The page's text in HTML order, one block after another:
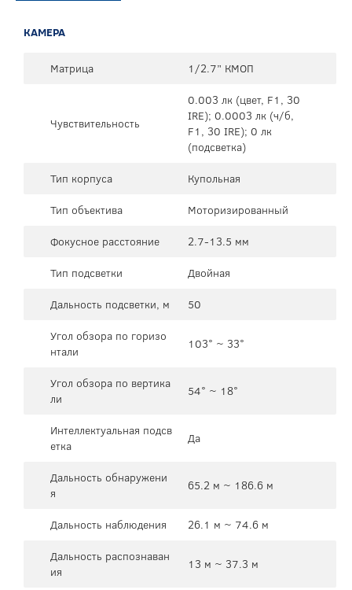
КАМЕРА
Матрица 1/2.7” КМОП
Чувствительность
0.003 лк (цвет, F1, 30
IRE); 0.0003 лк (ч/б,
F1, 30 IRE); 0 лк
(подсветка)
Тип корпуса
Купольная
Тип объектива
Моторизированный
Фокусное расстояние
2.7-13.5 мм
Тип подсветки
Двойная
Дальность подсветки, м
50
Угол обзора по горизо
нтали
103° ~ 33°
Угол обзора по вертика
ли
54° ~ 18°
Интеллектуальная подсв
етка
Да
Дальность обнаружени
я
65.2 м ~ 186.6 м
Дальность наблюдения
26.1 м ~ 74.6 м
Дальность распознаван
ия
13 м ~ 37.3 м